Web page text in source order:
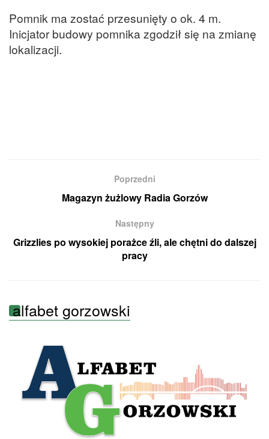
Pomnik ma zostać przesunięty o ok. 4 m.
Inicjator budowy pomnika zgodził się na zmianę
lokalizacji.
Poprzedni
Magazyn żużlowy Radia Gorzów
Następny
Grizzlies po wysokiej porażce źli, ale chętni do dalszej
pracy
alfabet gorzowski